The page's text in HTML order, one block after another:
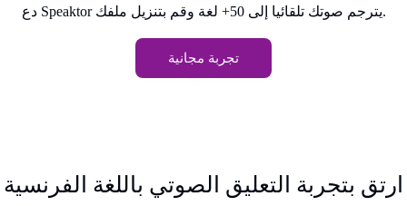
دع Speaktor يترجم صوتك تلقائيا إلى 50+ لغة وقم بتنزيل ملفك.
تجربة مجانية
ارتق بتجربة التعليق الصوتي باللغة الفرنسية